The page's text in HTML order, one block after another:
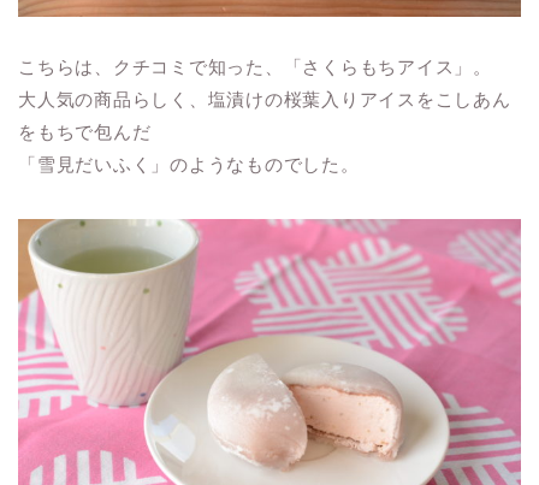
こちらは、クチコミで知った、「さくらもちアイス」。
大人気の商品らしく、塩漬けの桜葉入りアイスをこしあん
をもちで包んだ
「雪見だいふく」のようなものでした。